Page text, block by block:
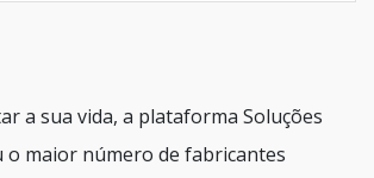
a sua vida, a plataforma Soluções
o maior número de fabricantes